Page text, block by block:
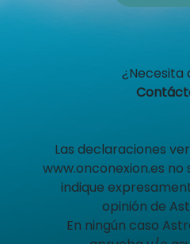
¿Necesita
Las declaraciones
www.onconexion.es no
indique
opinión de
En ningún caso